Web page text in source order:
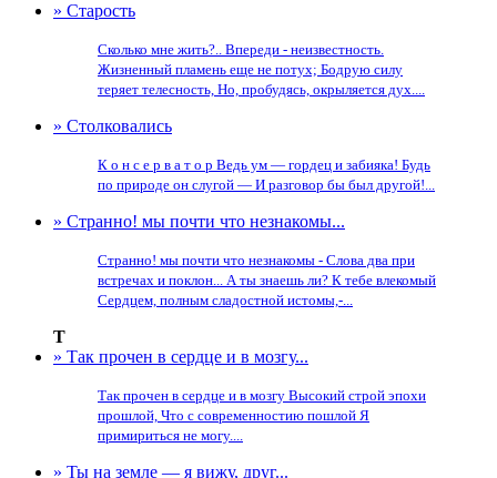
» Старость
Сколько мне жить?.. Впереди - неизвестность.
Жизненный пламень еще не потух; Бодрую силу
теряет телесность, Но, пробудясь, окрыляется дух....
» Столковались
К о н с е р в а т о р Ведь ум — гордец и забияка! Будь
по природе он слугой — И разговор бы был другой!...
» Странно! мы почти что незнакомы...
Странно! мы почти что незнакомы - Слова два при
встречах и поклон... А ты знаешь ли? К тебе влекомый
Сердцем, полным сладостной истомы,-...
Т
» Так прочен в сердце и в мозгу...
Так прочен в сердце и в мозгу Высокий строй эпохи
прошлой, Что с современностию пошлой Я
примириться не могу....
» Ты на земле — я вижу, друг...